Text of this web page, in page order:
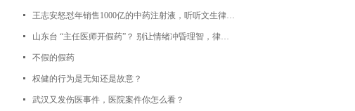
넷 王志安怒怼年销售1000亿的中药注射液，听听文生律师怎么说
넷 山东台 “主任医师开假药”？ 别让情绪冲昏理智，律师冷静分析涉事各方行为
넷 不假的假药
넷 权健的行为是无知还是故意？
넷 武汉又发伤医事件，医院案件你怎么看？